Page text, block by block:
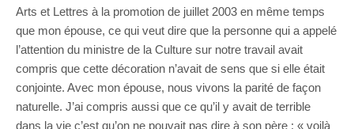
Arts et Lettres à la promotion de juillet 2003 en même temps
que mon épouse, ce qui veut dire que la personne qui a appelé
l’attention du ministre de la Culture sur notre travail avait
compris que cette décoration n’avait de sens que si elle était
conjointe. Avec mon épouse, nous vivons la parité de façon
naturelle. J’ai compris aussi que ce qu’il y avait de terrible
dans la vie c’est qu’on ne pouvait pas dire à son père : « voilà